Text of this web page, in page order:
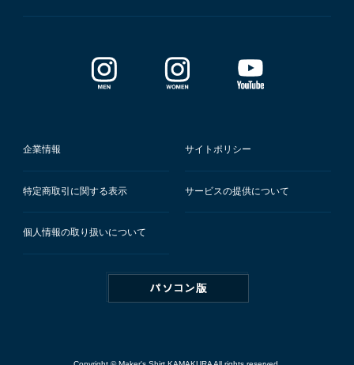
企業情報 サイトポリシー
特定商取引に関する表示 サービスの提供について
個人情報の取り扱いについて